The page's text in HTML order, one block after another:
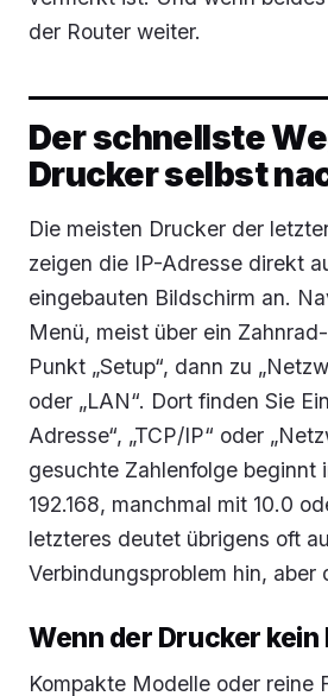
der Router weiter.
Der schnellste
Drucker selbst
Die meisten Drucker der
zeigen die IP-Adresse direkt
eingebauten Bildschirm an.
Menü, meist über ein
Punkt „Setup“, dann zu
oder „LAN“. Dort finden Sie
Adresse“, „TCP/IP“ oder
gesuchte Zahlenfolge beginnt
192.168, manchmal mit 10.0
letzteres deutet übrigens oft
Verbindungsproblem hin, aber
Wenn der Drucker kein
Kompakte Modelle oder reine